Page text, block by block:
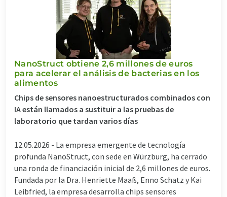
NanoStruct obtiene 2,6 millones de euros
para acelerar el análisis de bacterias en los
alimentos
Chips de sensores nanoestructurados combinados con
IA están llamados a sustituir a las pruebas de
laboratorio que tardan varios días
12.05.2026 - La empresa emergente de tecnología
profunda NanoStruct, con sede en Würzburg, ha cerrado
una ronda de financiación inicial de 2,6 millones de euros.
Fundada por la Dra. Henriette Maaß, Enno Schatz y Kai
Leibfried, la empresa desarrolla chips sensores